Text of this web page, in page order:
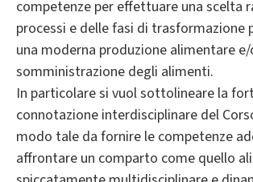
competenze per effettuare una scelta
processi e delle fasi di trasformazione
una moderna produzione alimentare e/
somministrazione degli alimenti.
In particolare si vuol sottolineare la
connotazione interdisciplinare del
modo tale da fornire le competenze
affrontare un comparto come quello